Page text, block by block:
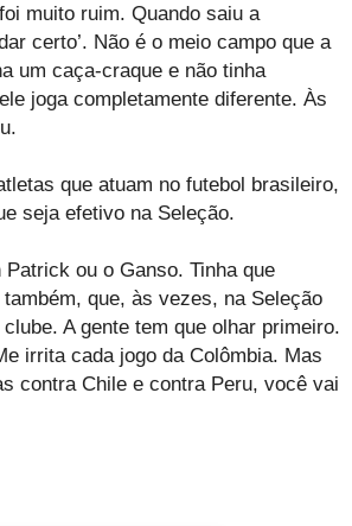
muito ruim. Quando saiu a
certo’. Não é o meio campo que a
um caça-craque e não tinha
joga completamente diferente. Às
que atuam no futebol brasileiro,
seja efetivo na Seleção.
ou o Ganso. Tinha que
que, às vezes, na Seleção
A gente tem que olhar primeiro.
irrita cada jogo da Colômbia. Mas
contra Chile e contra Peru, você vai